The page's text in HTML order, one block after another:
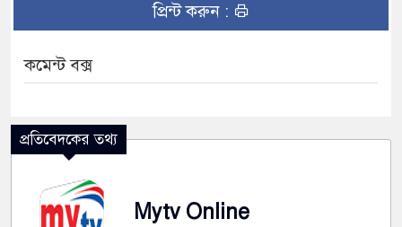
প্রিন্ট করুন :
কমেন্ট বক্স
প্রতিবেদকের তথ্য
Mytv Online